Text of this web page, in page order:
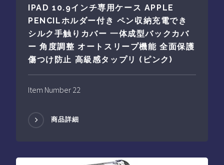
IPAD 10.9インチ専用ケース APPLE
PENCILホルダー付き ペン収納充電でき
シルク手触りカバー 一体成型バックカバ
ー 角度調整 オートスリープ機能 全面保護
傷つけ防止 高級感タップリ (ピンク)
Item Number 22
商品詳細